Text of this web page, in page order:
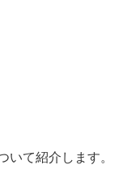
いて紹介します。